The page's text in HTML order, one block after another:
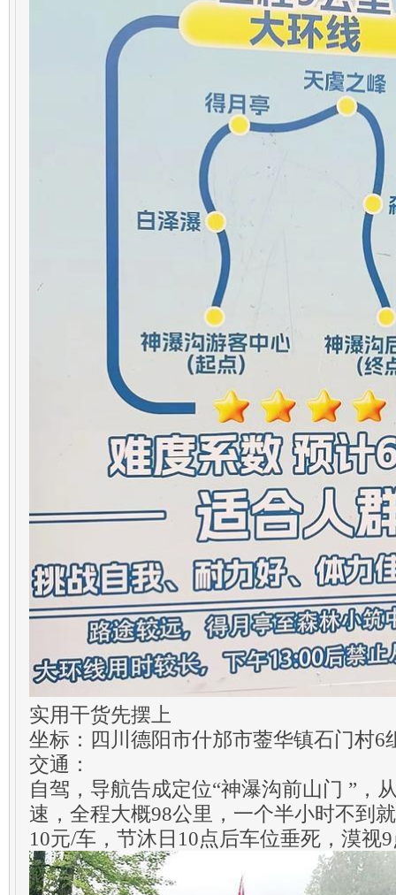
实用干货先摆上
坐标：四川德阳市什邡市蓥华镇石门村6
交通：
自驾，导航告成定位“神瀑沟前山门 ”，
速，全程大概98公里，一个半小时不到
10元/车，节沐日10点后车位垂死，漠视